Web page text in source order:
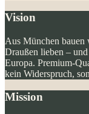
Vision
Aus München
Draußen lieben –
Europa. Premium-
kein Widerspruch,
Mission